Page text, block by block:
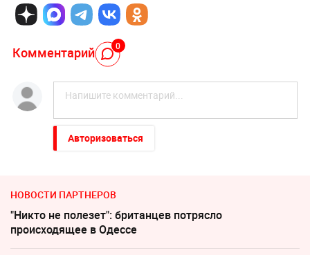
Комментарий 0
Авторизоваться
НОВОСТИ ПАРТНЕРОВ
"Никто не полезет": британцев потрясло
происходящее в Одессе